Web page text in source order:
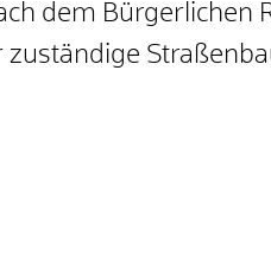
dem Bürgerlichen